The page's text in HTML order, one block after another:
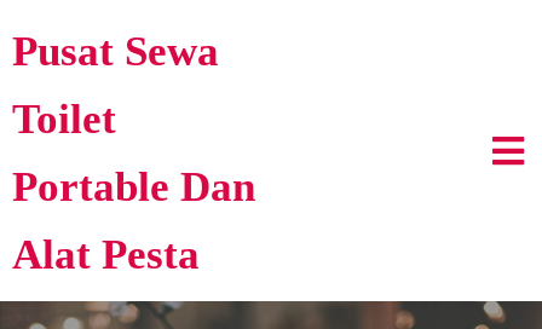
Pusat Sewa
Toilet
Portable Dan
Alat Pesta